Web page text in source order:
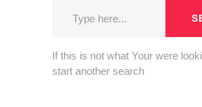
If this is not what Your were
start another search